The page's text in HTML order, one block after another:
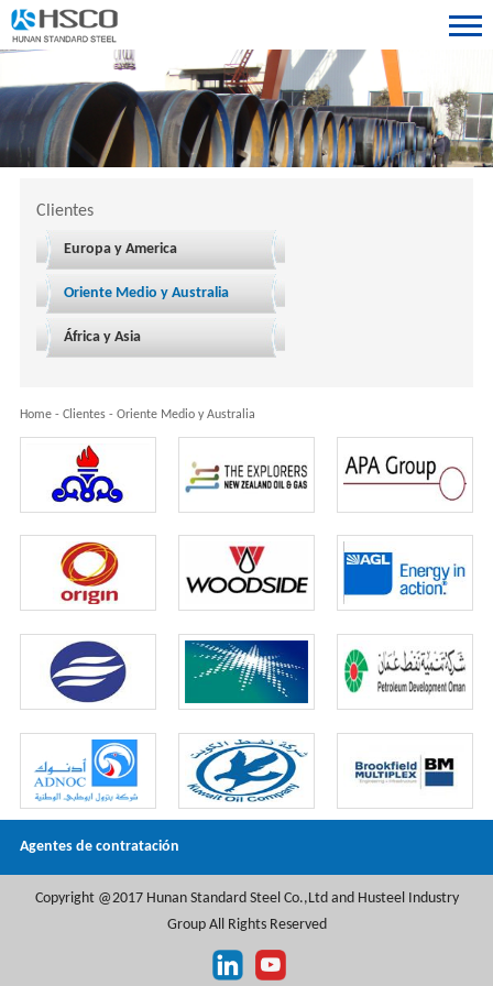
Clientes
Europa y America
Oriente Medio y Australia
África y Asia
Home- Clientes- Oriente Medio y Australia
Agentes de contratación
Copyright @2017 Hunan Standard Steel Co.,Ltd and Husteel Industry
Group All Rights Reserved